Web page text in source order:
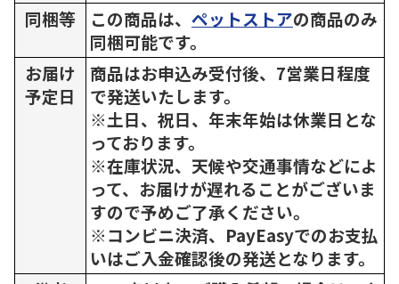
同梱等
この商品は、 ペットストアの商品のみ
同梱可能です。
お届け
予定日
商品はお申込み受付後、7営業日程度
で発送いたします。
※土日、祝日、年末年始は休業日とな
っております。
※在庫状況、天候や交通事情などによ
って、お届けが遅れることがございま
すので予めご了承ください。
※コンビニ決済、PayEasyでのお支払
いはご入金確認後の発送となります。